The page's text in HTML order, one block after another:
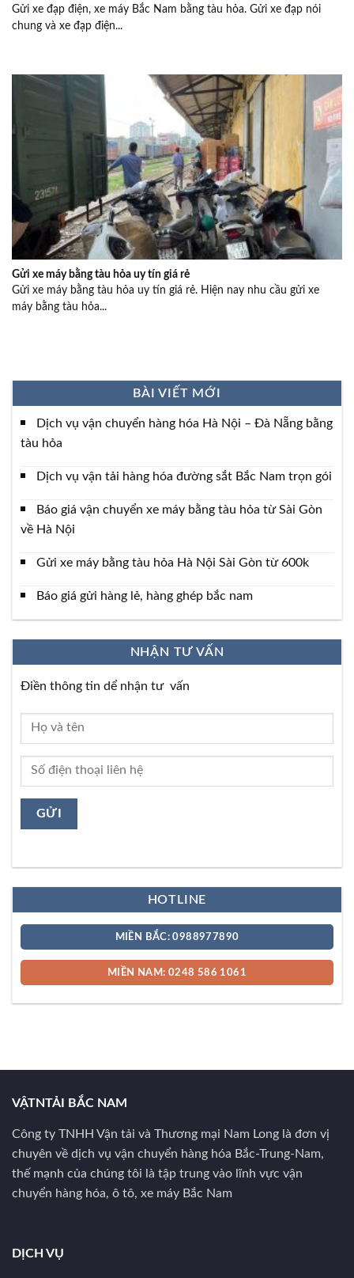
Gửi xe đạp điện, xe máy Bắc Nam bằng tàu hỏa. Gửi xe đạp nói
chung và xe đạp điện...
Gửi xe máy bằng tàu hỏa uy tín giá rẻ
Gửi xe máy bằng tàu hỏa uy tín giá rẻ. Hiện nay nhu cầu gửi xe
máy bằng tàu hỏa...
BÀI VIẾT MỚI
Dịch vụ vận chuyển hàng hóa Hà Nội – Đà Nẵng bằng
tàu hỏa
Dịch vụ vận tải hàng hóa đường sắt Bắc Nam trọn gói
Báo giá vận chuyển xe máy bằng tàu hỏa từ Sài Gòn
về Hà Nội
Gửi xe máy bằng tàu hỏa Hà Nội Sài Gòn từ 600k
Báo giá gửi hàng lẻ, hàng ghép bắc nam
NHẬN TƯ VẤN
Điền thông tin dể nhận tư vấn
HOTLINE
MIỀN BẮC: 0988977890
MIỀN NAM: 0248 586 1061
VẬTNTẢI BẮC NAM
Công ty TNHH Vận tải và Thương mại Nam Long là đơn vị
chuyên về dịch vụ vận chuyển hàng hóa Bắc-Trung-Nam,
thế mạnh của chúng tôi là tập trung vào lĩnh vực vận
chuyển hàng hóa, ô tô, xe máy Bắc Nam
DỊCH VỤ